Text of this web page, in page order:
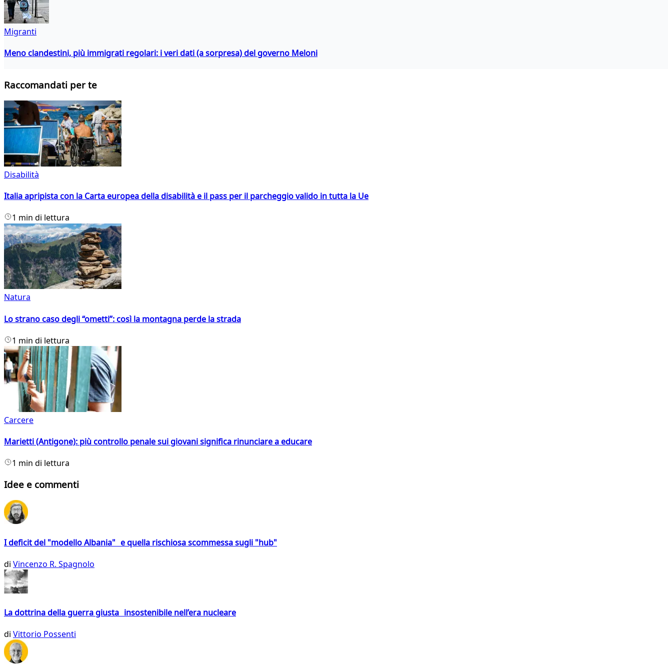
Migranti
Meno clandestini, più immigrati regolari: i veri dati (a sorpresa) del governo Meloni
Raccomandati per te
Disabilità
Italia apripista con la Carta europea della disabilità e il pass per il parcheggio valido in tutta la Ue
1 min di lettura
Natura
Lo strano caso degli “ometti”: così la montagna perde la strada
1 min di lettura
Carcere
Marietti (Antigone): più controllo penale sui giovani significa rinunciare a educare
1 min di lettura
Idee e commenti
I deficit del "modello Albania" e quella rischiosa scommessa sugli "hub"
di Vincenzo R. Spagnolo
La dottrina della guerra giusta insostenibile nell’era nucleare
di Vittorio Possenti